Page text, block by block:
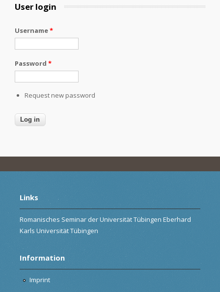
User login
Username*
Password *
Request new password
Links
Romanisches Seminar der Universität Tübingen Eberhard
Karls Universität Tübingen
Information
Imprint